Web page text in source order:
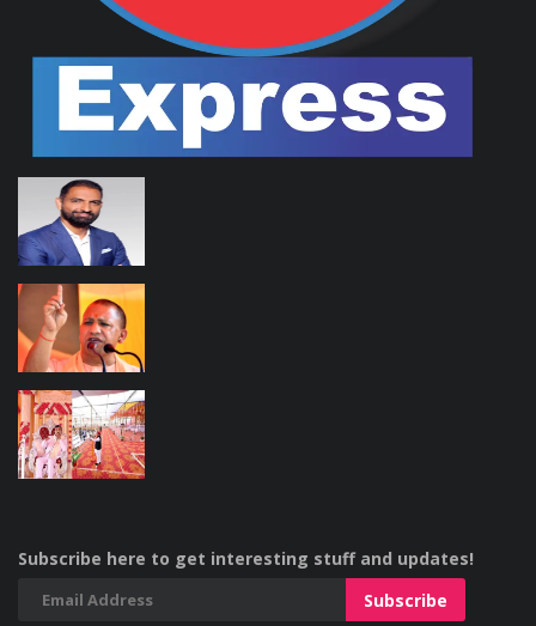
Subscribe here to get interesting stuff and updates!